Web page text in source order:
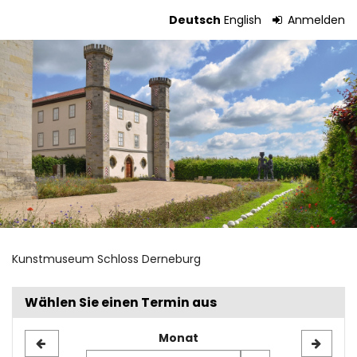
Inhalt
springen
Deutsch English Anmelden
Tickets
Kunstmuseum Schloss Derneburg
Wählen Sie einen Termin aus
Monat